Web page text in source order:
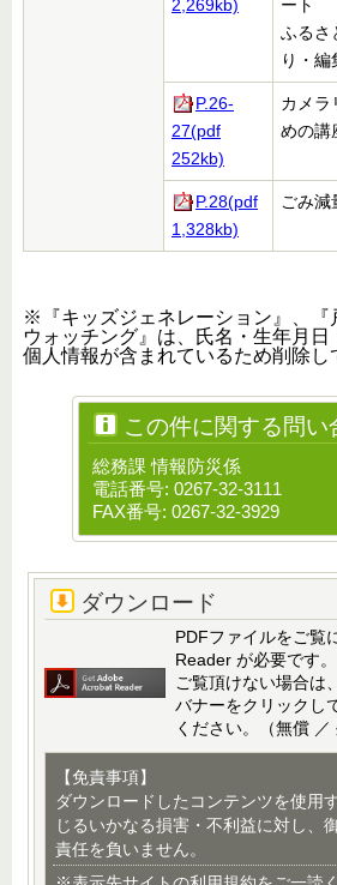
2,269kb)
ート
ふるさ
り・編
P.26-
27(pdf
252kb)
カメラ
めの講
P.28(pdf
1,328kb)
ごみ減
※『キッズジェネレーション』、『
ウォッチング』は、氏名・生年月
個人情報が含まれているため削除し
この件に関する問い
総務課 情報防災係
電話番号: 0267-32-3111
FAX番号: 0267-32-3929
ダウンロード
PDFファイルをご覧
Reader が必要です。
ご覧頂けない場合は
バナーをクリックし
ください。（無償 ／
【免責事項】
ダウンロードしたコンテンツを使用
じるいかなる損害・不利益に対し、
責任を負いません。